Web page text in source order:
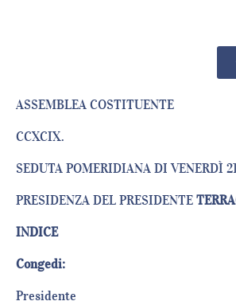
ASSEMBLEA COSTITUENTE
CCXCIX.
SEDUTA POMERIDIANA DI VENERDÌ
PRESIDENZA DEL PRESIDENTE
INDICE
Congedi:
Presidente